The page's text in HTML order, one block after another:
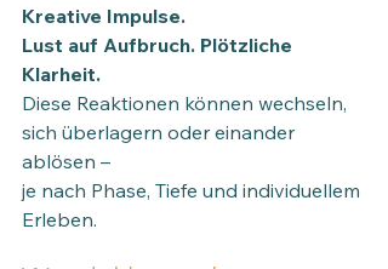
Kreative Impulse.
Lust auf Aufbruch. Plötzliche
Klarheit.
Diese Reaktionen können wechseln,
sich überlagern oder einander
ablösen –
je nach Phase, Tiefe und individuellem
Erleben.